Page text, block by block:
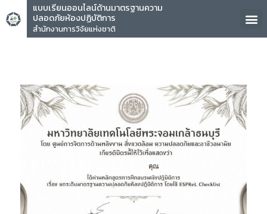
แบบเรียนออนไลน์ด้านมาตรฐานความ
ปลอดภัยห้องปฏิบัติการ
สำนักงานการวิจัยแห่งชาติ
คุณ